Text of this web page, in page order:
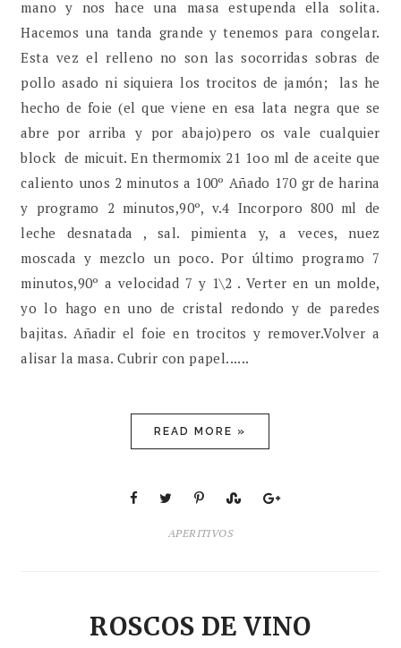
mano y nos hace una masa estupenda ella solita.
Hacemos una tanda grande y tenemos para congelar.
Esta vez el relleno no son las socorridas sobras de
pollo asado ni siquiera los trocitos de jamón; las he
hecho de foie (el que viene en esa lata negra que se
abre por arriba y por abajo)pero os vale cualquier
block de micuit. En thermomix 21 1oo ml de aceite que
caliento unos 2 minutos a 100º Añado 170 gr de harina
y programo 2 minutos,90º, v.4 Incorporo 800 ml de
leche desnatada , sal. pimienta y, a veces, nuez
moscada y mezclo un poco. Por último programo 7
minutos,90º a velocidad 7 y 1\2 . Verter en un molde,
yo lo hago en uno de cristal redondo y de paredes
bajitas. Añadir el foie en trocitos y remover.Volver a
alisar la masa. Cubrir con papel......
READ MORE »
APERITIVOS
ROSCOS DE VINO